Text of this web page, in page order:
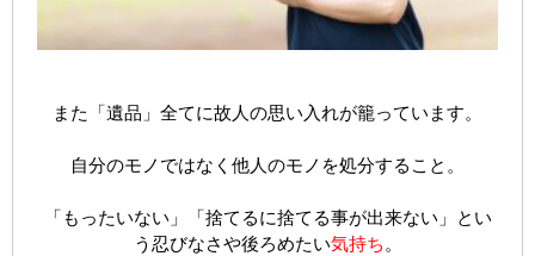
また「遺品」全てに故人の思い入れが籠っています。
自分のモノではなく他人のモノを処分すること。
「もったいない」「捨てるに捨てる事が出来ない」とい
う忍びなさや後ろめたい気持ち 。